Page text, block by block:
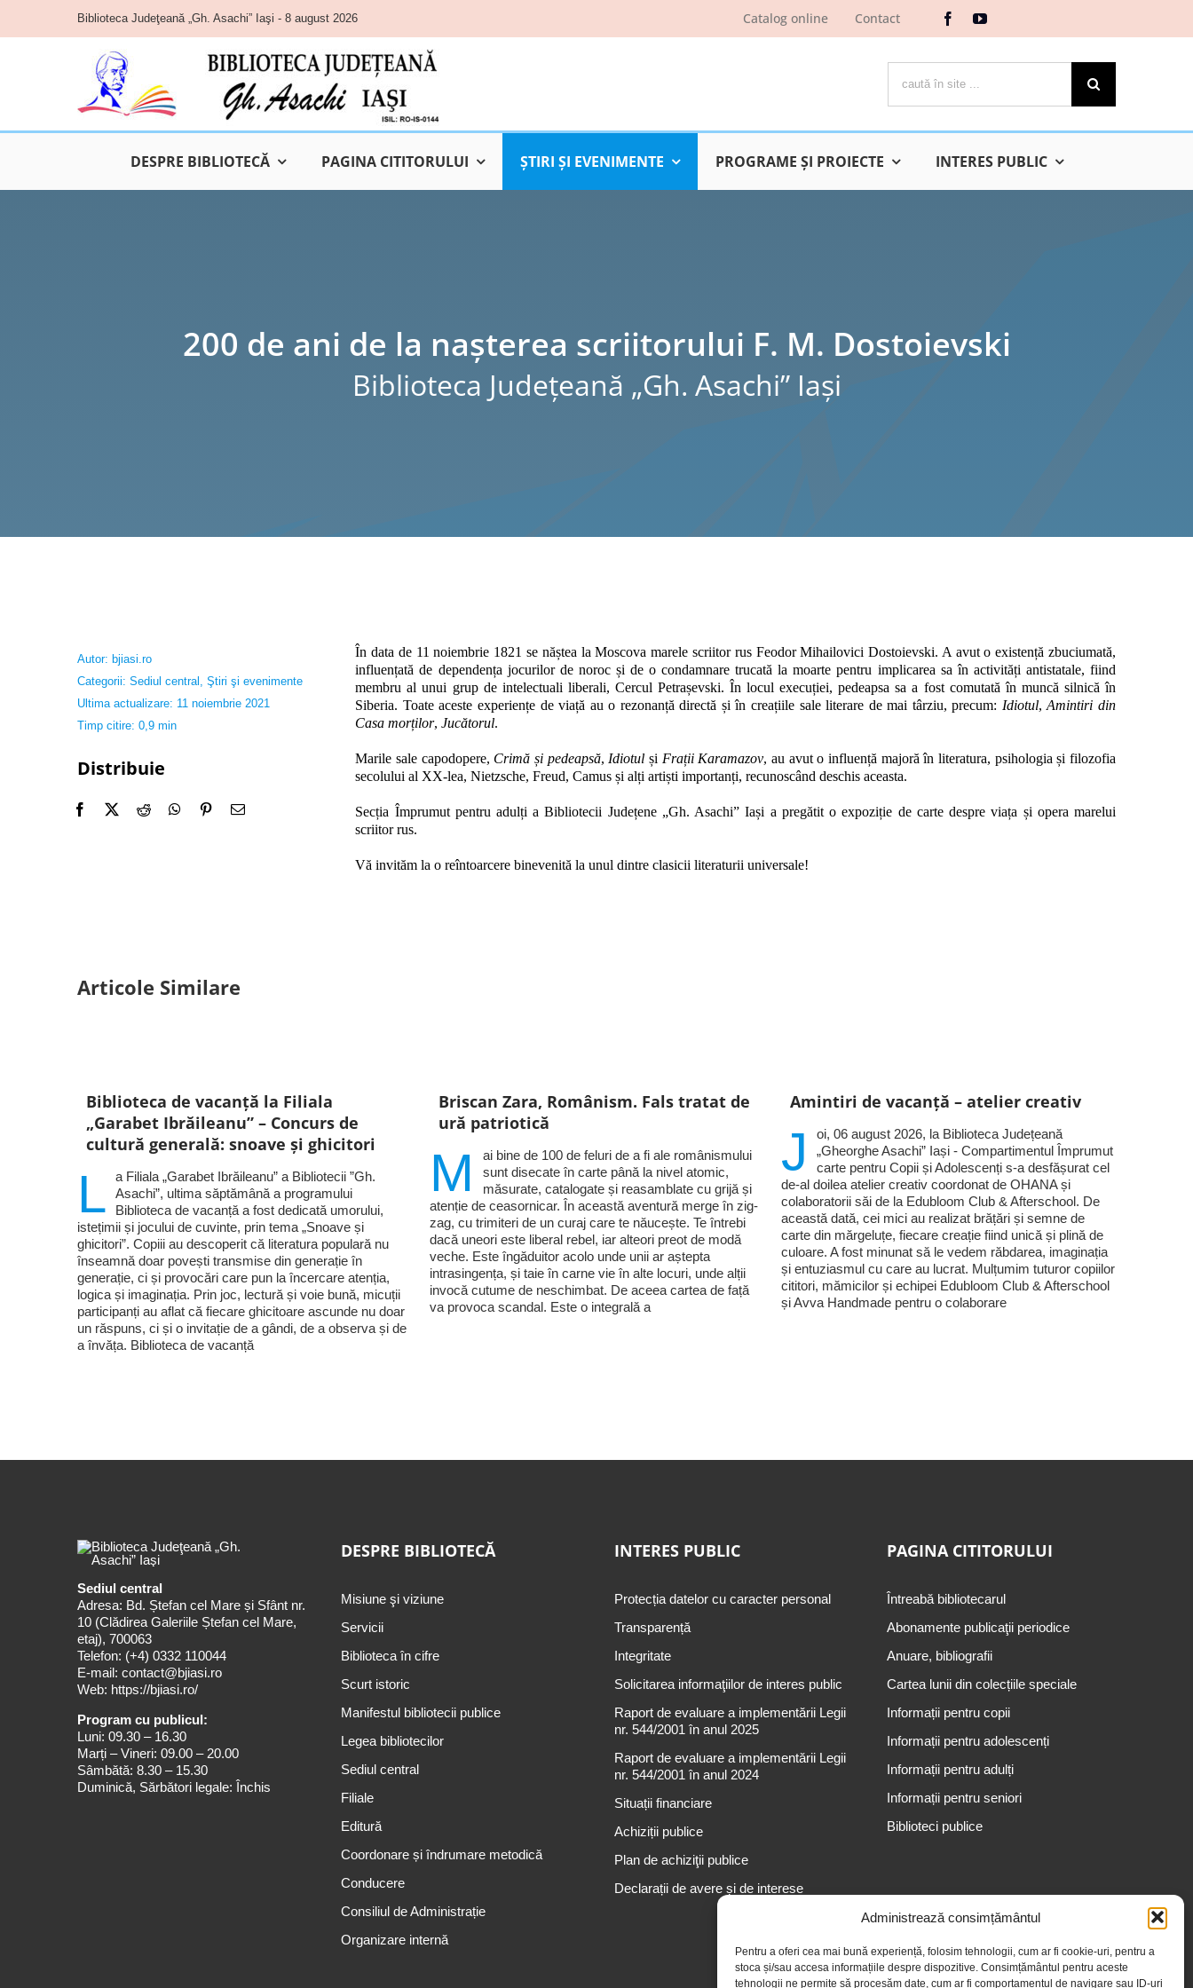
Administrează consimțământul
Pentru a oferi cea mai bună experiență, folosim tehnologii, cum ar fi cookie-uri, pentru a
stoca și/sau accesa informațiile despre dispozitive. Consimțământul pentru aceste
tehnologii ne permite să procesăm date, cum ar fi comportamentul de navigare sau ID-uri
content
Biblioteca Judeţeană „Gh. Asachi” Iaşi - 8 august 2026 Catalog online Contact
DESPRE BIBLIOTECĂ PAGINA CITITORULUI ŞTIRI ŞI EVENIMENTE PROGRAME ŞI PROIECTE INTERES PUBLIC
200 de ani de la nașterea scriitorului F. M. Dostoievski
Biblioteca Judeţeană „Gh. Asachi” Iaşi
Autor: bjiasi.ro
Categorii: Sediul central , Ştiri şi evenimente
Ultima actualizare: 11 noiembrie 2021
Timp citire: 0,9 min
Distribuie
În data de 11 noiembrie 1821 se năștea la Moscova marele scriitor rus Feodor Mihailovici Dostoievski. A avut o existență zbuciumată,
influențată de dependența jocurilor de noroc și de o condamnare trucată la moarte pentru implicarea sa în activități antistatale, fiind
membru al unui grup de intelectuali liberali, Cercul Petrașevski. În locul execuției, pedeapsa sa a fost comutată în muncă silnică în
Siberia. Toate aceste experiențe de viață au o rezonanță directă și în creațiile sale literare de mai târziu, precum: Idiotul,Amintiri din
Casa morților,Jucătorul.
Marile sale capodopere, Crimă și pedeapsă, Idiotul și Frații Karamazov,au avut o influență majoră în literatura, psihologia și filozofia
secolului al XX-lea, Nietzsche, Freud, Camus și alți artiști importanți, recunoscând deschis aceasta.
Secția Împrumut pentru adulți a Bibliotecii Județene „Gh. Asachi” Iași a pregătit o expoziție de carte despre viața și opera marelui
scriitor rus.
Vă invităm la o reîntoarcere binevenită la unul dintre clasicii literaturii universale!
Articole Similare
Biblioteca de vacanță la Filiala
„Garabet Ibrăileanu” – Concurs de
cultură generală: snoave și ghicitori
L
a Filiala „Garabet Ibrăileanu” a Bibliotecii ”Gh.
Asachi”, ultima săptămână a programului
Biblioteca de vacanță a fost dedicată umorului,
istețimii și jocului de cuvinte, prin tema „Snoave și
ghicitori”. Copiii au descoperit că literatura populară nu
înseamnă doar povești transmise din generație în
generație, ci și provocări care pun la încercare atenția,
logica și imaginația. Prin joc, lectură și voie bună, micuții
participanți au aflat că fiecare ghicitoare ascunde nu doar
un răspuns, ci și o invitație de a gândi, de a observa și de
a învăța. Biblioteca de vacanță
Briscan Zara, Românism. Fals tratat de
ură patriotică
M
ai bine de 100 de feluri de a fi ale românismului
sunt disecate în carte până la nivel atomic,
măsurate, catalogate și reasamblate cu grijă și
atenție de ceasornicar. În această aventură merge în zig-
zag, cu trimiteri de un curaj care te năucește. Te întrebi
dacă uneori este liberal rebel, iar alteori preot de modă
veche. Este îngăduitor acolo unde unii ar aștepta
intrasingența, și taie în carne vie în alte locuri, unde alții
invocă cutume de neschimbat. De aceea cartea de față
va provoca scandal. Este o integrală a
Amintiri de vacanță – atelier creativ
J
oi, 06 august 2026, la Biblioteca Județeană
„Gheorghe Asachi” Iași - Compartimentul Împrumut
carte pentru Copii și Adolescenți s-a desfășurat cel
de-al doilea atelier creativ coordonat de OHANA și
colaboratorii săi de la Edubloom Club & Afterschool. De
această dată, cei mici au realizat brățări și semne de
carte din mărgeluțe, fiecare creație fiind unică și plină de
culoare. A fost minunat să le vedem răbdarea, imaginația
și entuziasmul cu care au lucrat. Mulțumim tuturor copiilor
cititori, mămicilor și echipei Edubloom Club & Afterschool
și Avva Handmade pentru o colaborare
Sediul central
Adresa: Bd. Ștefan cel Mare și Sfânt nr.
10 (Clădirea Galeriile Ștefan cel Mare,
etaj), 700063
Telefon: (+4) 0332 110044
E-mail: contact@bjiasi.ro
Web: https://bjiasi.ro/
Program cu publicul:
Luni: 09.30 – 16.30
Marți – Vineri: 09.00 – 20.00
Sâmbătă: 8.30 – 15.30
Duminică, Sărbători legale: Închis
DESPRE BIBLIOTECĂ
Misiune şi viziune
Servicii
Biblioteca în cifre
Scurt istoric
Manifestul bibliotecii publice
Legea bibliotecilor
Sediul central
Filiale
Editură
Coordonare și îndrumare metodică
Conducere
Consiliul de Administrație
Organizare internă
INTERES PUBLIC
Protecția datelor cu caracter personal
Transparență
Integritate
Solicitarea informaţiilor de interes public
Raport de evaluare a implementării Legii
nr. 544/2001 în anul 2025
Raport de evaluare a implementării Legii
nr. 544/2001 în anul 2024
Situații financiare
Achiziții publice
Plan de achiziţii publice
Declarații de avere și de interese
PAGINA CITITORULUI
Întreabă bibliotecarul
Abonamente publicaţii periodice
Anuare, bibliografii
Cartea lunii din colecțiile speciale
Informații pentru copii
Informații pentru adolescenți
Informații pentru adulți
Informații pentru seniori
Biblioteci publice